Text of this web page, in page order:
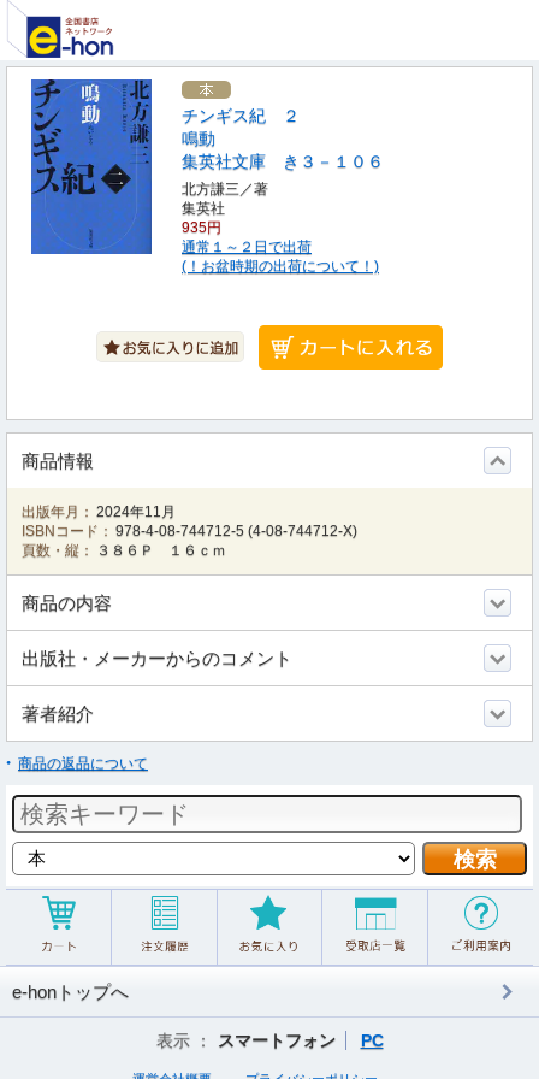
チンギス紀 ２
鳴動
集英社文庫 き３－１０６
北方謙三／著
集英社
935円
通常１～２日で出荷
(！お盆時期の出荷について！)
商品情報
出版年月： 2024年11月
ISBNコード： 978-4-08-744712-5 (4-08-744712-X)
頁数・縦：
３８６Ｐ １６ｃｍ
商品の内容
出版社・メーカーからのコメント
著者紹介
商品の返品について
e-honトップへ
表示 ： スマートフォン PC